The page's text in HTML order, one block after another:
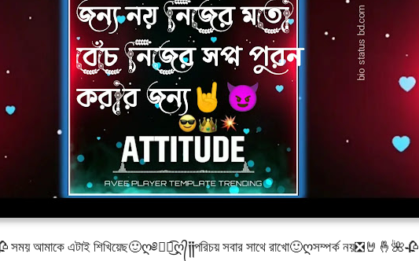
সময় আমাকে এটাই শিখিয়েছ🙂ღ༅❁ཻ͜͡ღ᭄༏༏পরিচয় সবার সাথে রাখো🙂ღসম্পর্ক নয়❎🤘🤞🌺🥀